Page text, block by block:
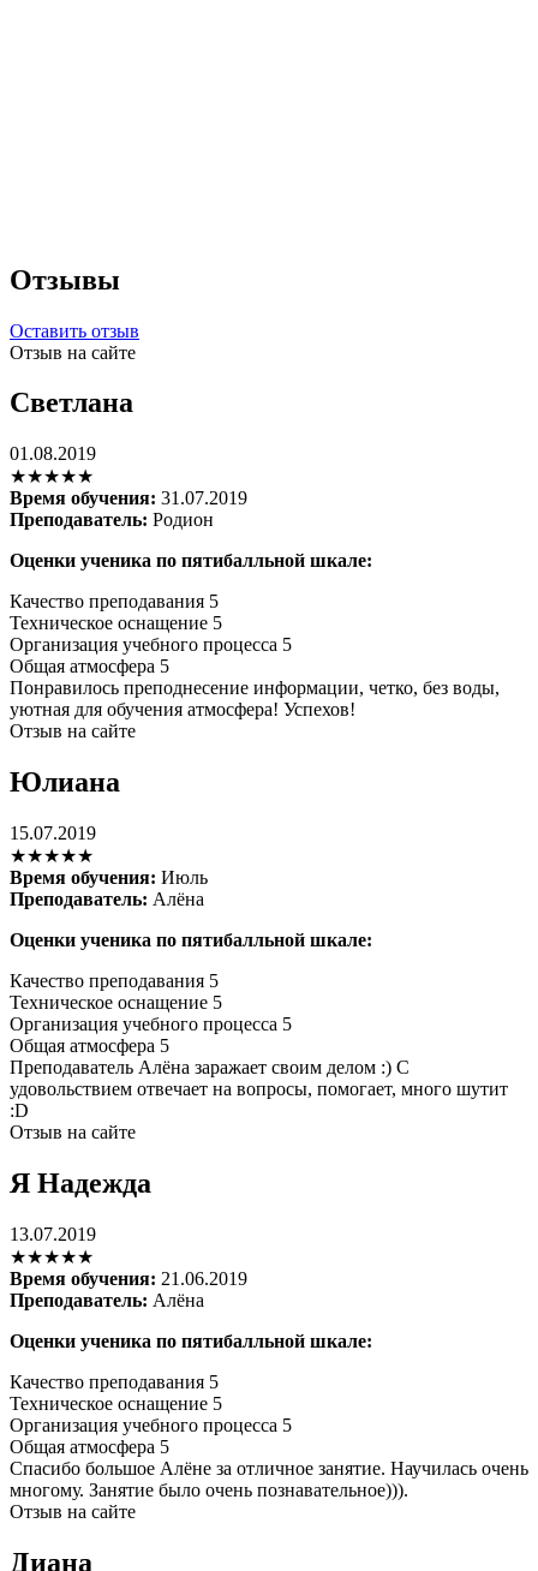
Отзывы
Оставить отзыв
Отзыв на сайте
Светлана
01.08.2019
★★★★★
Время обучения: 31.07.2019
Преподаватель: Родион
Оценки ученика по пятибалльной шкале:
Качество преподавания 5
Техническое оснащение 5
Организация учебного процесса 5
Общая атмосфера 5
Понравилось преподнесение информации, четко, без воды,
уютная для обучения атмосфера! Успехов!
Отзыв на сайте
Юлиана
15.07.2019
★★★★★
Время обучения: Июль
Преподаватель: Алёна
Оценки ученика по пятибалльной шкале:
Качество преподавания 5
Техническое оснащение 5
Организация учебного процесса 5
Общая атмосфера 5
Преподаватель Алёна заражает своим делом :) С
удовольствием отвечает на вопросы, помогает, много шутит
:D
Отзыв на сайте
Я Надежда
13.07.2019
★★★★★
Время обучения: 21.06.2019
Преподаватель: Алёна
Оценки ученика по пятибалльной шкале:
Качество преподавания 5
Техническое оснащение 5
Организация учебного процесса 5
Общая атмосфера 5
Спасибо большое Алёне за отличное занятие. Научилась очень
многому. Занятие было очень познавательное))).
Отзыв на сайте
Диана